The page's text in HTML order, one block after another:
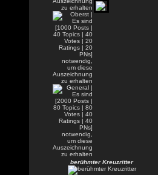
berühmter Kreuzritter